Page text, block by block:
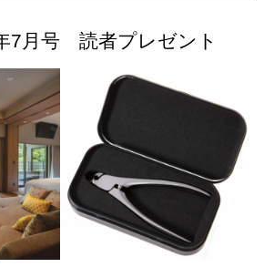
7月号 読者プレゼント